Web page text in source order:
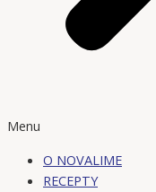
Menu
O NOVALIME
RECEPTY